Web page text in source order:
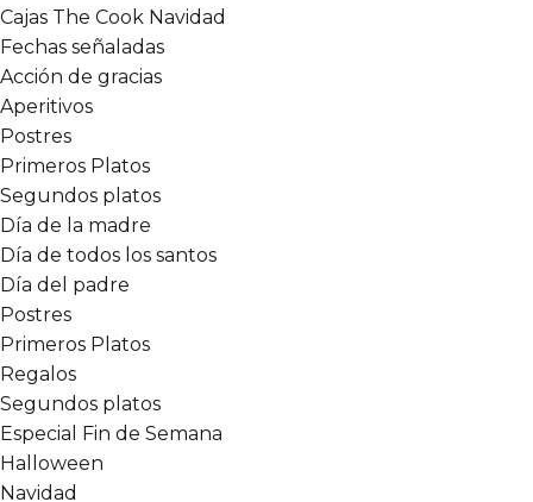
Cajas The Cook Navidad
Fechas señaladas
Acción de gracias
Aperitivos
Postres
Primeros Platos
Segundos platos
Día de la madre
Día de todos los santos
Día del padre
Postres
Primeros Platos
Regalos
Segundos platos
Especial Fin de Semana
Halloween
Navidad